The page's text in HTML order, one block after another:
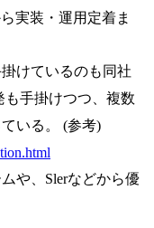
実装・運用定着ま
けているのも同社
手掛けつつ、複数
いる。 (参考)
や、Slerなどから優